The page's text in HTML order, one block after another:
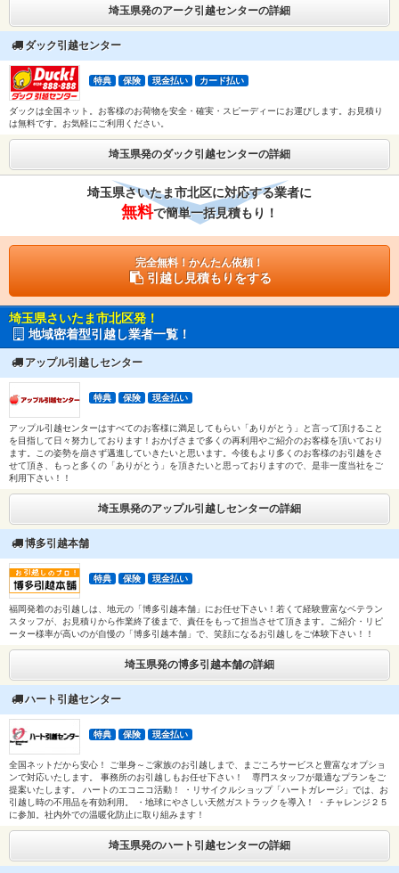
埼玉県発のアーク引越センターの詳細
ダック引越センター
特典 保険 現金払い カード払い
ダックは全国ネット。お客様のお荷物を安全・確実・スピーディーにお運びします。お見積り
は無料です。お気軽にご利用ください。
埼玉県発のダック引越センターの詳細
埼玉県さいたま市北区に対応する業者に
無料で簡単一括見積もり！
完全無料！かんたん依頼！
引越し見積もりをする
埼玉県さいたま市北区発！
地域密着型引越し業者一覧！
アップル引越しセンター
特典 保険 現金払い
アップル引越センターはすべてのお客様に満足してもらい「ありがとう」と言って頂けること
を目指して日々努力しております！おかげさまで多くの再利用やご紹介のお客様を頂いており
ます。この姿勢を崩さず邁進していきたいと思います。今後もより多くのお客様のお引越をさ
せて頂き、もっと多くの「ありがとう」を頂きたいと思っておりますので、是非一度当社をご
利用下さい！！
埼玉県発のアップル引越しセンターの詳細
博多引越本舗
特典 保険 現金払い
福岡発着のお引越しは、地元の「博多引越本舗」にお任せ下さい！若くて経験豊富なベテラン
スタッフが、お見積りから作業終了後まで、責任をもって担当させて頂きます。ご紹介・リピ
ーター様率が高いのが自慢の「博多引越本舗」で、笑顔になるお引越しをご体験下さい！！
埼玉県発の博多引越本舗の詳細
ハート引越センター
特典 保険 現金払い
全国ネットだから安心！ ご単身～ご家族のお引越しまで、まごころサービスと豊富なオプショ
ンで対応いたします。 事務所のお引越しもお任せ下さい！ 専門スタッフが最適なプランをご
提案いたします。 ハートのエコニコ活動！ ・リサイクルショップ「ハートガレージ」では、お
引越し時の不用品を有効利用。 ・地球にやさしい天然ガストラックを導入！ ・チャレンジ２５
に参加。社内外での温暖化防止に取り組みます！
埼玉県発のハート引越センターの詳細